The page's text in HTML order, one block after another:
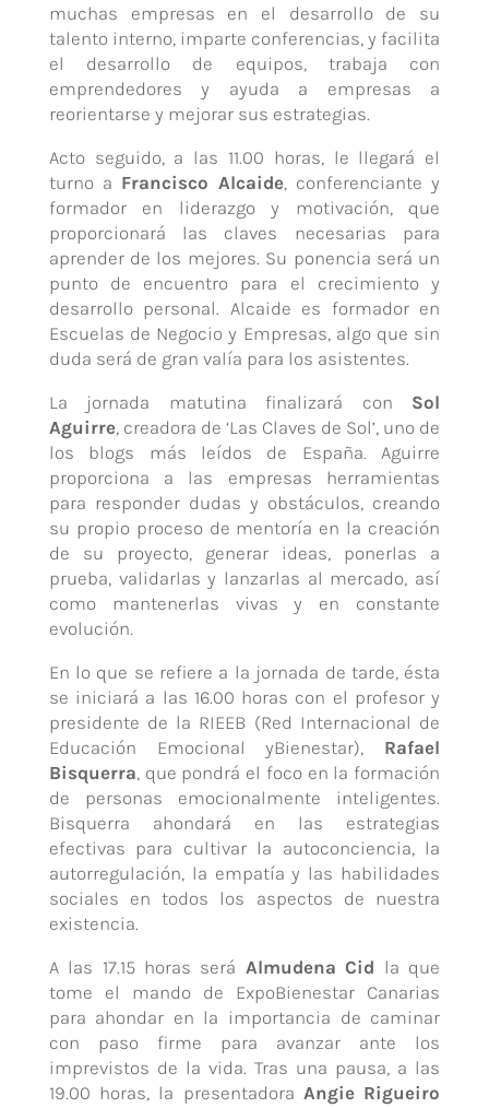
muchas empresas en el desarrollo de su
talento interno, imparte conferencias, y facilita
el desarrollo de equipos, trabaja con
emprendedores y ayuda a empresas a
reorientarse y mejorar sus estrategias.
Acto seguido, a las 11.00 horas, le llegará el
turno a Francisco Alcaide, conferenciante y
formador en liderazgo y motivación, que
proporcionará las claves necesarias para
aprender de los mejores. Su ponencia será un
punto de encuentro para el crecimiento y
desarrollo personal. Alcaide es formador en
Escuelas de Negocio y Empresas, algo que sin
duda será de gran valía para los asistentes.
La jornada matutina finalizará con Sol
Aguirre, creadora de ‘Las Claves de Sol’, uno de
los blogs más leídos de España. Aguirre
proporciona a las empresas herramientas
para responder dudas y obstáculos, creando
su propio proceso de mentoría en la creación
de su proyecto, generar ideas, ponerlas a
prueba, validarlas y lanzarlas al mercado, así
como mantenerlas vivas y en constante
evolución.
En lo que se refiere a la jornada de tarde, ésta
se iniciará a las 16.00 horas con el profesor y
presidente de la RIEEB (Red Internacional de
Educación Emocional yBienestar), Rafael
Bisquerra, que pondrá el foco en la formación
de personas emocionalmente inteligentes.
Bisquerra ahondará en las estrategias
efectivas para cultivar la autoconciencia, la
autorregulación, la empatía y las habilidades
sociales en todos los aspectos de nuestra
existencia.
A las 17.15 horas será Almudena Cid la que
tome el mando de ExpoBienestar Canarias
para ahondar en la importancia de caminar
con paso firme para avanzar ante los
imprevistos de la vida. Tras una pausa, a las
19.00 horas, la presentadora Angie Rigueiro